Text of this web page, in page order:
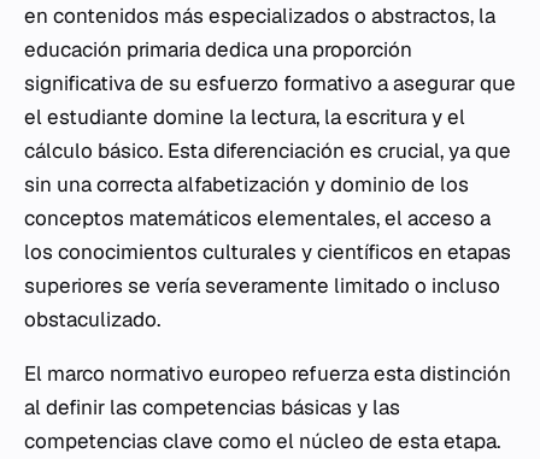
en contenidos más especializados o abstractos, la
educación primaria dedica una proporción
significativa de su esfuerzo formativo a asegurar que
el estudiante domine la lectura, la escritura y el
cálculo básico. Esta diferenciación es crucial, ya que
sin una correcta alfabetización y dominio de los
conceptos matemáticos elementales, el acceso a
los conocimientos culturales y científicos en etapas
superiores se vería severamente limitado o incluso
obstaculizado.
El marco normativo europeo refuerza esta distinción
al definir las competencias básicas y las
competencias clave como el núcleo de esta etapa.